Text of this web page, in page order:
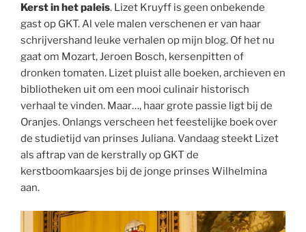
Kerst in het paleis. Lizet Kruyff is geen onbekende
gast op GKT. Al vele malen verschenen er van haar
schrijvershand leuke verhalen op mijn blog. Of het nu
gaat om Mozart, Jeroen Bosch, kersenpitten of
dronken tomaten. Lizet pluist alle boeken, archieven en
bibliotheken uit om een mooi culinair historisch
verhaal te vinden. Maar…, haar grote passie ligt bij de
Oranjes. Onlangs verscheen het feestelijke boek over
de studietijd van prinses Juliana. Vandaag steekt Lizet
als aftrap van de kerstrally op GKT de
kerstboomkaarsjes bij de jonge prinses Wilhelmina
aan.